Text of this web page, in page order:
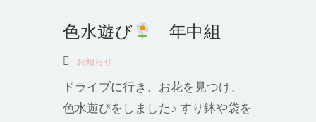
色水遊び 年中組
お知らせ
ドライブに行き、お花を見つけ、
色水遊びをしました♪ すり鉢や袋を